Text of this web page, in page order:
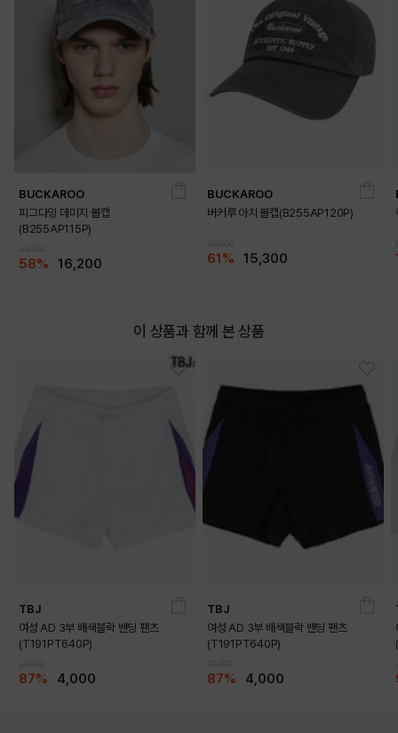
DETAILS
BUCKAROO
피그다잉 데미지 볼캡
(B255AP115P)
58% 16,200
BUCKAROO
버커루 아치 볼캡(B255AP120P)
61% 15,300
이 상품과 함께 본 상품
TBJ
여성 AD 3부 배색블락 밴딩 팬츠
(T191PT640P)
87% 4,000
TBJ
여성 AD 3부 배색블락 밴딩 팬츠
(T191PT640P)
87% 4,000